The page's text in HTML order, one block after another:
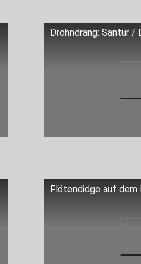
Dröhndrang: Santur /
Flötendidge auf dem